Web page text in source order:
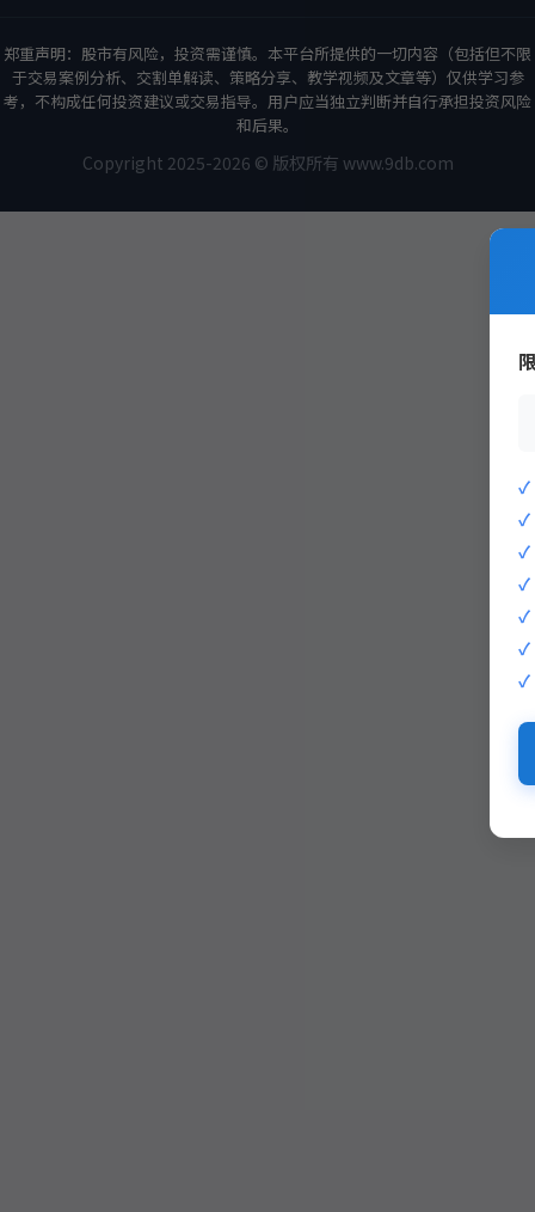
郑重声明：股市有风险，投资需谨慎。本平台所提供的一切内容（包括但不限
于交易案例分析、交割单解读、策略分享、教学视频及文章等）仅供学习参
考，不构成任何投资建议或交易指导。用户应当独立判断并自行承担投资风险
和后果。
Copyright 2025-2026 © 版权所有 www.9db.com